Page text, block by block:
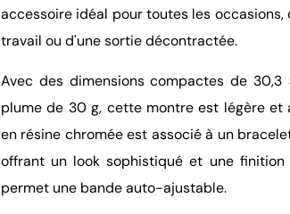
accessoire idéal pour toutes les occasions,
travail ou d'une sortie décontractée.
Avec des dimensions compactes de
plume de 30 g, cette montre est légère et
en résine chromée est associé à un
offrant un look sophistiqué et une
permet une bande auto-ajustable.